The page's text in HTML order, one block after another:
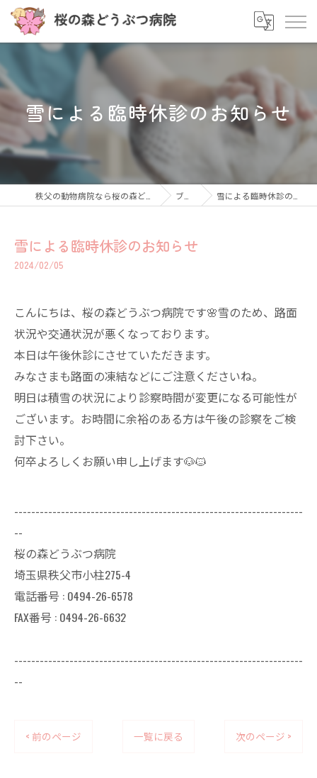
雪による臨時休診のお知らせ
ブログ 雪による臨時休診のお知らせ
雪による臨時休診のお知らせ
2024/02/05
こんにちは、桜の森どうぶつ病院です🌸雪のため、路面
状況や交通状況が悪くなっております。
本日は午後休診にさせていただきます。
みなさまも路面の凍結などにご注意くださいね。
明日は積雪の状況により診察時間が変更になる可能性が
ございます。お時間に余裕のある方は午後の診察をご検
討下さい。
何卒よろしくお願い申し上げます🐶🐱
--------------------------------------------------------------------
--
桜の森どうぶつ病院
埼玉県秩父市小柱275-4
電話番号 : 0494-26-6578
FAX番号 : 0494-26-6632
--------------------------------------------------------------------
--
< 前のページ 一覧に戻る 次のページ >